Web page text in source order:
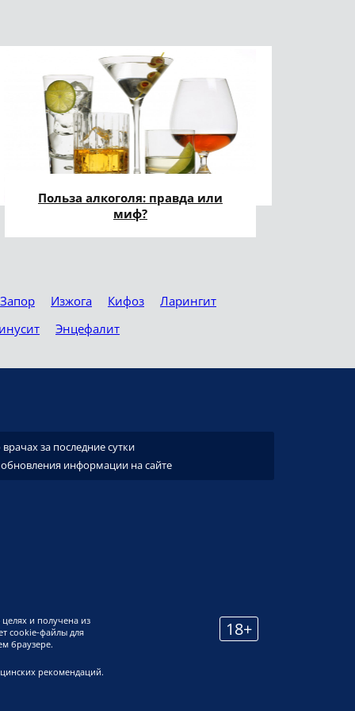
Польза алкоголя: правда или
миф?
Запор Изжога Кифоз
Ларингит
Энцефалит
за последние сутки
обновления информации на сайте
и получена из
cookie-файлы для
браузере.
рекомендаций.
18+